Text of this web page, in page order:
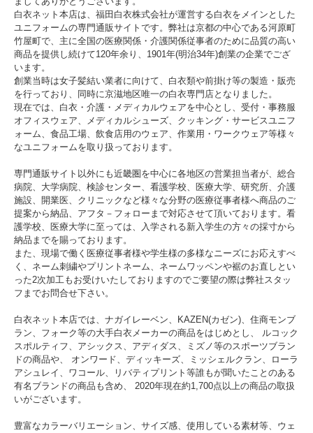
白衣ネット本店は、福田白衣株式会社が運営する白衣をメインとした
ユニフォームの専門通販サイトです。弊社は京都の中心である河原町
竹屋町で、主に全国の医療関係・介護関係従事者のために品質の高い
商品を提供し続けて120年余り、1901年(明治34年)創業の企業でござ
います。
創業当時は女子髪結い業者に向けて、白衣類や前掛け等の製造・販売
を行っており、同時に京滋地区唯一の白衣専門店となりました。
現在では、白衣・介護・メディカルウェアを中心とし、受付・事務服
オフィスウェア、メディカルシューズ、クッキング・サービスユニフ
ォーム、食品工場、飲食店用のウェア、作業用・ワークウェア等様々
なユニフォームを取り扱っております。
専門通販サイト以外にも近畿圏を中心に各地区の営業担当者が、総合
病院、大学病院、検診センター、看護学校、医療大学、研究所、介護
施設、開業医、クリニックなど様々な分野の医療従事者様へ商品のご
提案から納品、アフタ－フォローまで対応させて頂いております。看
護学校、医療大学に至っては、入学される新入学生の方々の採寸から
納品までを賜っております。
また、現場で働く医療従事者様や学生様の多様なニーズにお応えすべ
く、ネーム刺繍やプリントネーム、ネームワッペンや裾のお直しとい
った2次加工もお受けいたしておりますのでご要望の際は弊社スタッ
フまでお問合せ下さい。
白衣ネット本店では、ナガイレーベン、KAZEN(カゼン)、住商モンブ
ラン、フォーク等の大手白衣メーカーの商品をはじめとし、 ルコック
スポルティフ、アシックス、アディダス、ミズノ等のスポーツブラン
ドの商品や、 オンワード、ディッキーズ、ミッシェルクラン、ローラ
アシュレイ、ワコール、リバティプリント等誰もが聞いたことのある
有名ブランドの商品も含め、 2020年現在約1,700点以上の商品の取扱
いがございます。
豊富なカラーバリエーション、サイズ感、使用している素材等、ウェ